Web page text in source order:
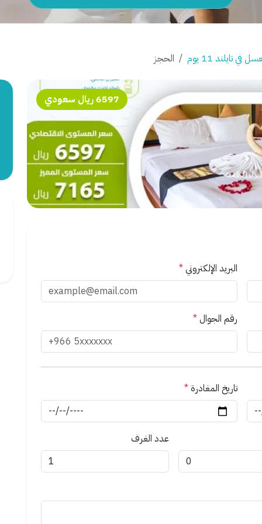
تايلند 11 يوم الحجز
6597 ريال سعودي
البريد الإلكتروني*
رقم الجوال*
تاريخ المغادرة*
عدد الغرف